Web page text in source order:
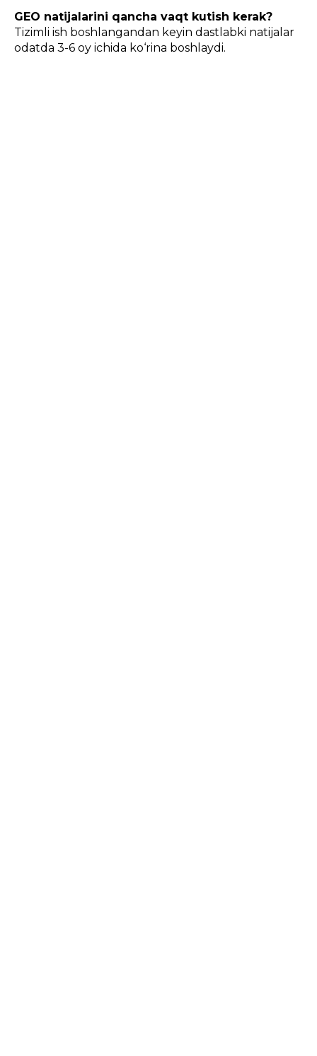
GEO natijalarini qancha vaqt kutish kerak?
Tizimli ish boshlangandan keyin dastlabki natijalar
odatda 3-6 oy ichida ko‘rina boshlaydi.